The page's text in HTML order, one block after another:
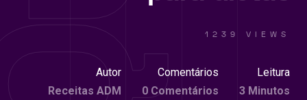
1239 VIEWS
Autor
Receitas ADM
Comentários
0 Comentários
Leitura
3 Minutos